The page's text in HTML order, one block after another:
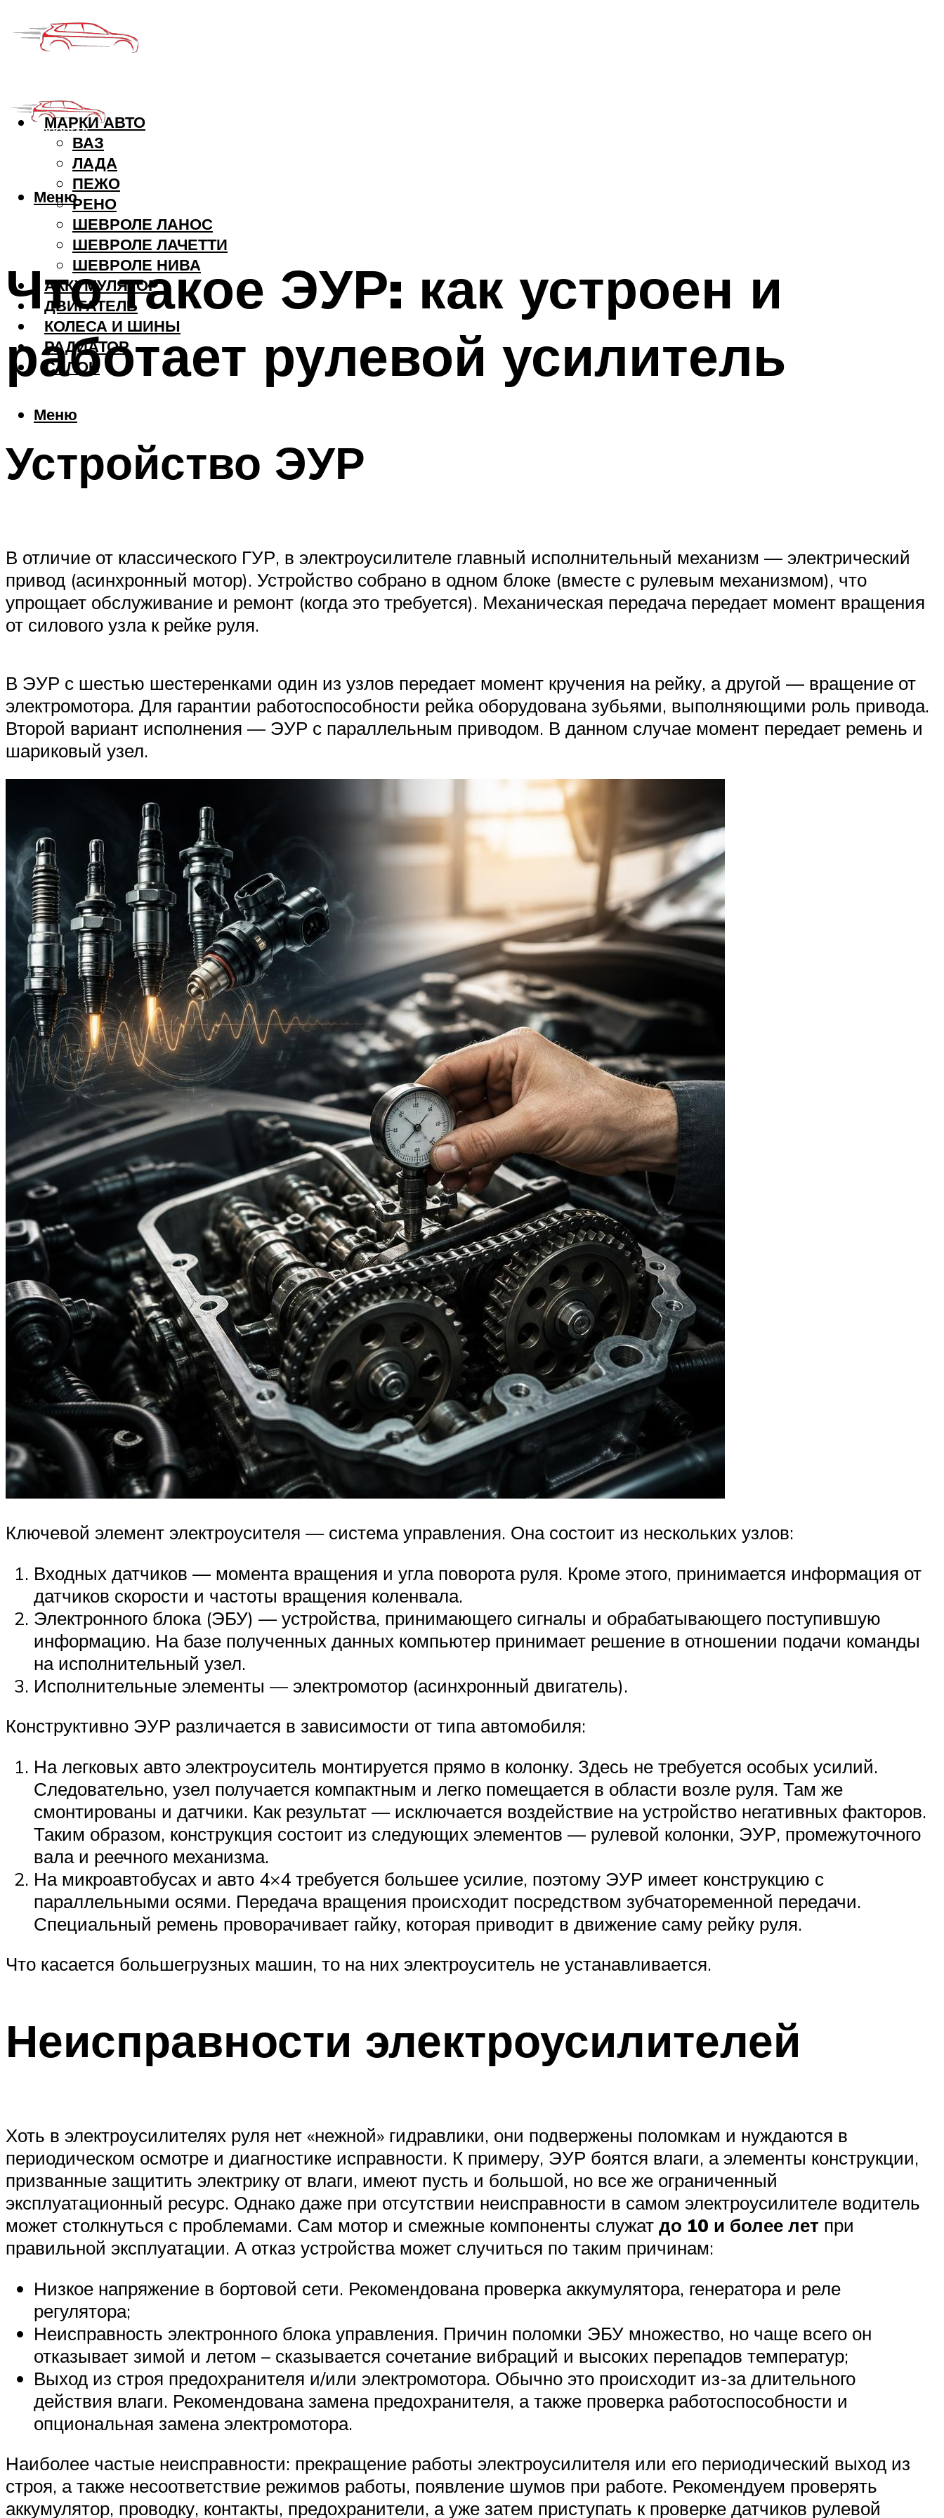
МАРКИ АВТО
ВАЗ
ЛАДА
ПЕЖО
РЕНО
ШЕВРОЛЕ ЛАНОС
ШЕВРОЛЕ ЛАЧЕТТИ
ШЕВРОЛЕ НИВА
АККУМУЛЯТОР
ДВИГАТЕЛЬ
КОЛЕСА И ШИНЫ
РАДИАТОР
САЛОН
Меню
Меню
Что такое ЭУР: как устроен и
работает рулевой усилитель
Устройство ЭУР
В отличие от классического ГУР, в электроусилителе главный исполнительный механизм — электрический
привод (асинхронный мотор). Устройство собрано в одном блоке (вместе с рулевым механизмом), что
упрощает обслуживание и ремонт (когда это требуется). Механическая передача передает момент вращения
от силового узла к рейке руля.
В ЭУР с шестью шестеренками один из узлов передает момент кручения на рейку, а другой — вращение от
электромотора. Для гарантии работоспособности рейка оборудована зубьями, выполняющими роль привода.
Второй вариант исполнения — ЭУР с параллельным приводом. В данном случае момент передает ремень и
шариковый узел.
Ключевой элемент электроусителя — система управления. Она состоит из нескольких узлов:
Входных датчиков — момента вращения и угла поворота руля. Кроме этого, принимается информация от
датчиков скорости и частоты вращения коленвала.
Электронного блока (ЭБУ) — устройства, принимающего сигналы и обрабатывающего поступившую
информацию. На базе полученных данных компьютер принимает решение в отношении подачи команды
на исполнительный узел.
Исполнительные элементы — электромотор (асинхронный двигатель).
Конструктивно ЭУР различается в зависимости от типа автомобиля:
На легковых авто электроуситель монтируется прямо в колонку. Здесь не требуется особых усилий.
Следовательно, узел получается компактным и легко помещается в области возле руля. Там же
смонтированы и датчики. Как результат — исключается воздействие на устройство негативных факторов.
Таким образом, конструкция состоит из следующих элементов — рулевой колонки, ЭУР, промежуточного
вала и реечного механизма.
На микроавтобусах и авто 4×4 требуется большее усилие, поэтому ЭУР имеет конструкцию с
параллельными осями. Передача вращения происходит посредством зубчатоременной передачи.
Специальный ремень проворачивает гайку, которая приводит в движение саму рейку руля.
Что касается большегрузных машин, то на них электроуситель не устанавливается.
Неисправности электроусилителей
Хоть в электроусилителях руля нет «нежной» гидравлики, они подвержены поломкам и нуждаются в
периодическом осмотре и диагностике исправности. К примеру, ЭУР боятся влаги, а элементы конструкции,
призванные защитить электрику от влаги, имеют пусть и большой, но все же ограниченный
эксплуатационный ресурс. Однако даже при отсутствии неисправности в самом электроусилителе водитель
может столкнуться с проблемами. Сам мотор и смежные компоненты служат до 10 и более лет при
правильной эксплуатации. А отказ устройства может случиться по таким причинам:
Низкое напряжение в бортовой сети. Рекомендована проверка аккумулятора, генератора и реле
регулятора;
Неисправность электронного блока управления. Причин поломки ЭБУ множество, но чаще всего он
отказывает зимой и летом – сказывается сочетание вибраций и высоких перепадов температур;
Выход из строя предохранителя и/или электромотора. Обычно это происходит из-за длительного
действия влаги. Рекомендована замена предохранителя, а также проверка работоспособности и
опциональная замена электромотора.
Наиболее частые неисправности: прекращение работы электроусилителя или его периодический выход из
строя, а также несоответствие режимов работы, появление шумов при работе. Рекомендуем проверять
аккумулятор, проводку, контакты, предохранители, а уже затем приступать к проверке датчиков рулевой